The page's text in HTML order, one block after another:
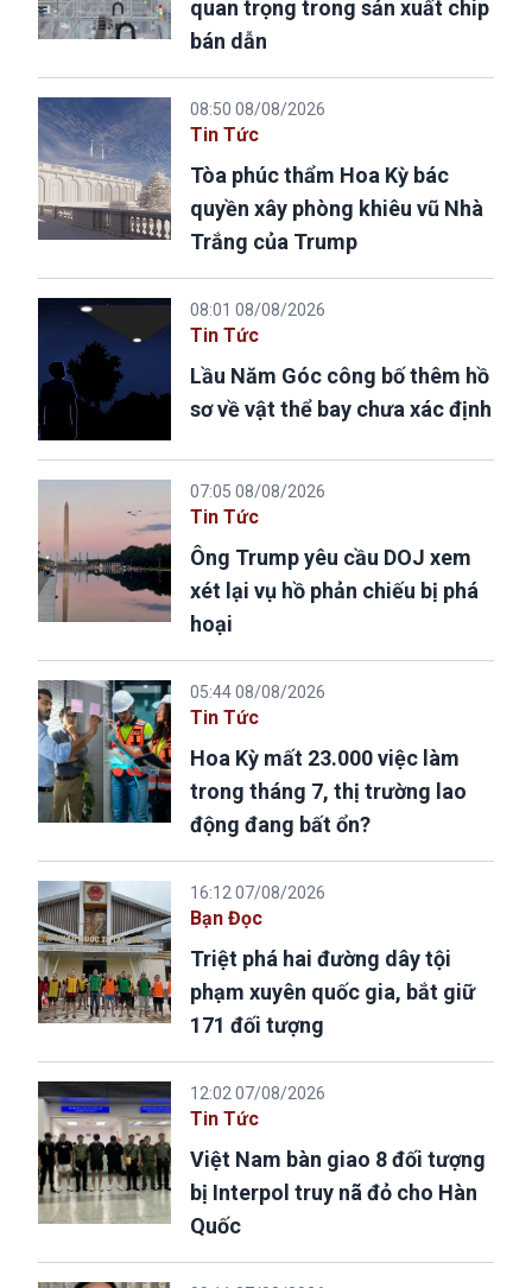
quan trọng trong sản xuất chip
bán dẫn
08:50 08/08/2026
Tin Tức
Tòa phúc thẩm Hoa Kỳ bác
quyền xây phòng khiêu vũ Nhà
Trắng của Trump
08:01 08/08/2026
Tin Tức
Lầu Năm Góc công bố thêm hồ
sơ về vật thể bay chưa xác định
07:05 08/08/2026
Tin Tức
Ông Trump yêu cầu DOJ xem
xét lại vụ hồ phản chiếu bị phá
hoại
05:44 08/08/2026
Tin Tức
Hoa Kỳ mất 23.000 việc làm
trong tháng 7, thị trường lao
động đang bất ổn?
16:12 07/08/2026
Bạn Đọc
Triệt phá hai đường dây tội
phạm xuyên quốc gia, bắt giữ
171 đối tượng
12:02 07/08/2026
Tin Tức
Việt Nam bàn giao 8 đối tượng
bị Interpol truy nã đỏ cho Hàn
Quốc